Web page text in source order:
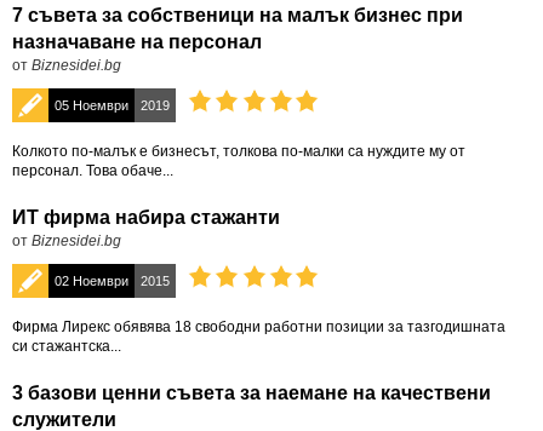
7 съвета за собственици на малък бизнес при
назначаване на персонал
от Biznesidei.bg
05 Ноември 2019
Колкото по-малък е бизнесът, толкова по-малки са нуждите му от
персонал. Това обаче...
ИТ фирма набира стажанти
от Biznesidei.bg
02 Ноември 2015
Фирма Лирекс обявява 18 свободни работни позиции за тазгодишната
си стажантска...
3 базови ценни съвета за наемане на качествени
служители